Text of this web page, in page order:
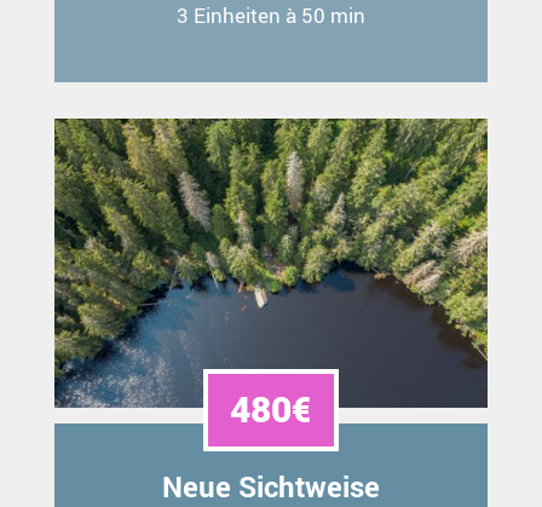
3 Einheiten à 50 min
480€
Neue Sichtweise